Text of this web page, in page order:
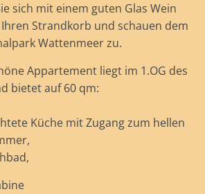
sich mit einem guten Glas Wein
Strandkorb und schauen dem
Wattenmeer zu.
Appartement liegt im 1.OG des
bietet auf 60 qm:
Küche mit Zugang zum hellen